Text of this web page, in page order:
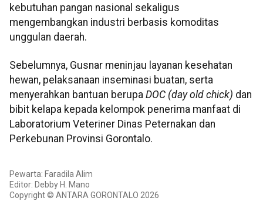
kebutuhan pangan nasional sekaligus
mengembangkan industri berbasis komoditas
unggulan daerah.
Sebelumnya, Gusnar meninjau layanan kesehatan
hewan, pelaksanaan inseminasi buatan, serta
menyerahkan bantuan berupa DOC (day old chick) dan
bibit kelapa kepada kelompok penerima manfaat di
Laboratorium Veteriner Dinas Peternakan dan
Perkebunan Provinsi Gorontalo.
Pewarta: Faradila Alim
Editor: Debby H. Mano
Copyright © ANTARA GORONTALO 2026